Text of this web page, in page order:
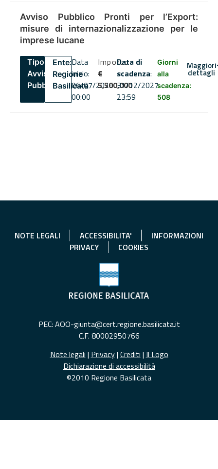
Avviso Pubblico Pronti per l’Export:
misure di internazionalizzazione per le
imprese lucane
Tipo:
Avviso
Pubblico
Ente:
Regione
Basilicata
Data
inizio:
06/07/2026
00:00
Importo
€
5,500,000
Data di
scadenza:
31/12/2027
23:59
Giorni
alla
scadenza:
508
Maggiori
dettagli
NOTE LEGALI ACCESSIBILITA'
INFORMAZIONI
PRIVACY
COOKIES
PEC: AOO-giunta@cert.regione.basilicata.it
C.F. 80002950766
Note legali | Privacy| Crediti | Il Logo
Dichiarazione di accessibilità
©2010 Regione Basilicata